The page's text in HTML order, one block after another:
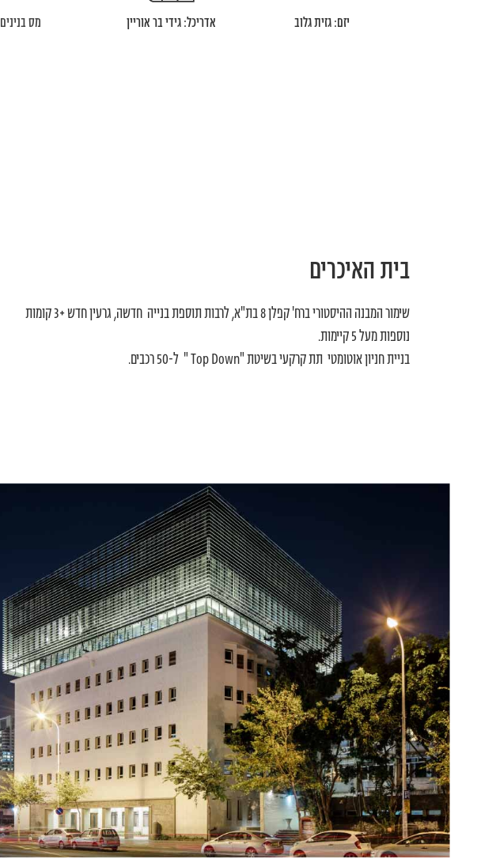
יזם: גזית גלוב אדריכל: גידי בר אוריין מס בנינים
בית האיכרים
שימור המבנה ההיסטורי ברח' קפלן 8 בת"א, לרבות תוספת בנייה חדשה, גרעין חדש +3 קומות
נוספות מעל 5 קיימות.
בניית חניון אוטומטי תת קרקעי בשיטת "Top Down " ל-50 רכבים.